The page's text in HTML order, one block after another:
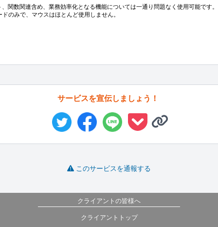
関数関連含め、業務効率化となる機能については一通り問題なく使用可能です。
のみで、マウスはほとんど使用しません。
サービスを宣伝しましょう！
このサービスを通報する
クライアントの皆様へ
クライアントトップ